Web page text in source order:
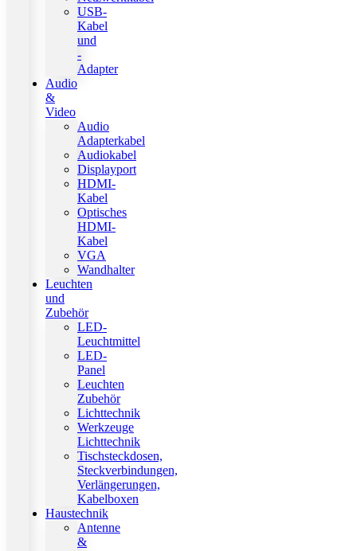
USB-
Kabel
und
-
Adapter
Audio
&
Video
Audio
Adapterkabel
Audiokabel
Displayport
HDMI-
Kabel
Optisches
HDMI-
Kabel
VGA
Wandhalter
Leuchten
und
Zubehör
LED-
Leuchtmittel
LED-
Panel
Leuchten
Zubehör
Lichttechnik
Werkzeuge
Lichttechnik
Tischsteckdosen,
Steckverbindungen,
Verlängerungen,
Kabelboxen
Haustechnik
Antenne
&